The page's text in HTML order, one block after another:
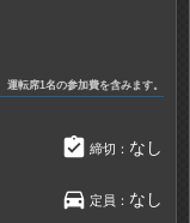
運転席1名の参加費を含みます。
assignment_turned_in 締切： なし
directions_car 定員： なし